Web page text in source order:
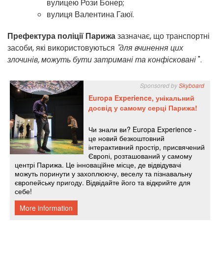
вулицею Рози Бонер;
вулиця Валентина Гаюї.
Префектура поліції Парижазазначає, що транспортні
засоби, які використовуються "для вчинення цих
злочинів, можуть бути затримані та конфісковані".